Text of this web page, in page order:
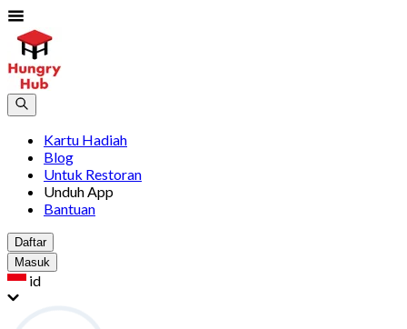
Kartu Hadiah
Blog
Untuk Restoran
Unduh App
Bantuan
Daftar
Masuk
id